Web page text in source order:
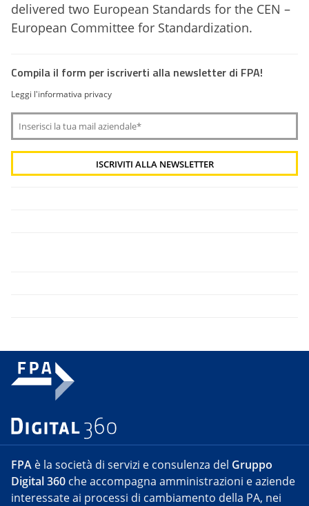
delivered two European Standards for the CEN –
European Committee for Standardization.
Compila il form per iscriverti alla newsletter di FPA!
Leggi l'informativa privacy
FPA è la società di servizi e consulenza del Gruppo
Digital 360 che accompagna amministrazioni e aziende
interessate ai processi di cambiamento della PA, nei